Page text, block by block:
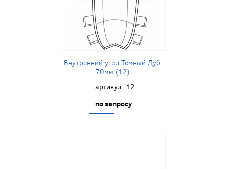
Внутренний угол Темный Дуб
70мм (12)
артикул: 12
по запросу